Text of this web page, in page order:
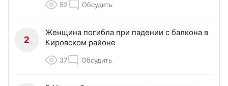
52 Обсудить
2
Женщина погибла при падении с балкона в
Кировском районе
37 Обсудить